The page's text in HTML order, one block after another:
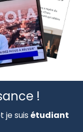
!
je suis étudiant